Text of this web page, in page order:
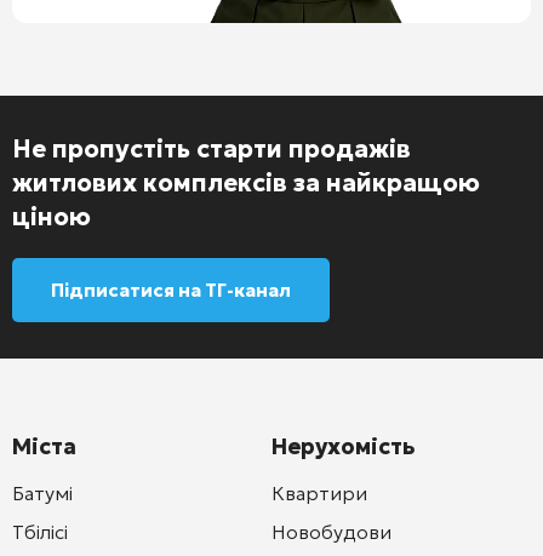
Не пропустіть старти продажів
житлових комплексів за найкращою
ціною
Підписатися на ТГ-канал
Міста
Батумі
Тбілісі
Нерухомість
Квартири
Новобудови